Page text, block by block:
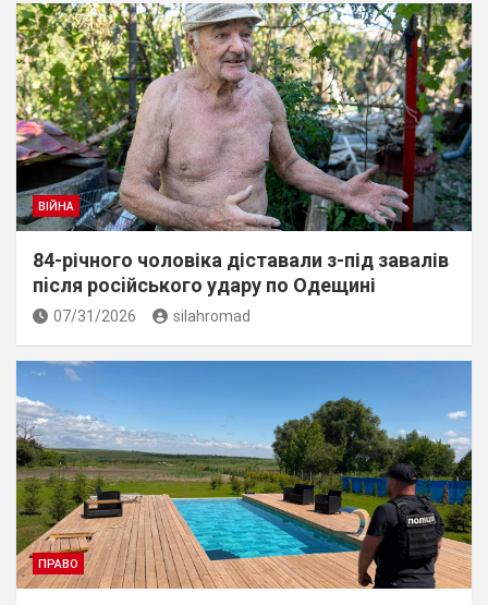
ВІЙНА
84-річного чоловіка діставали з-під завалів
пiсля росiйського удару по Одещині
07/31/2026 silahromad
ПРАВО